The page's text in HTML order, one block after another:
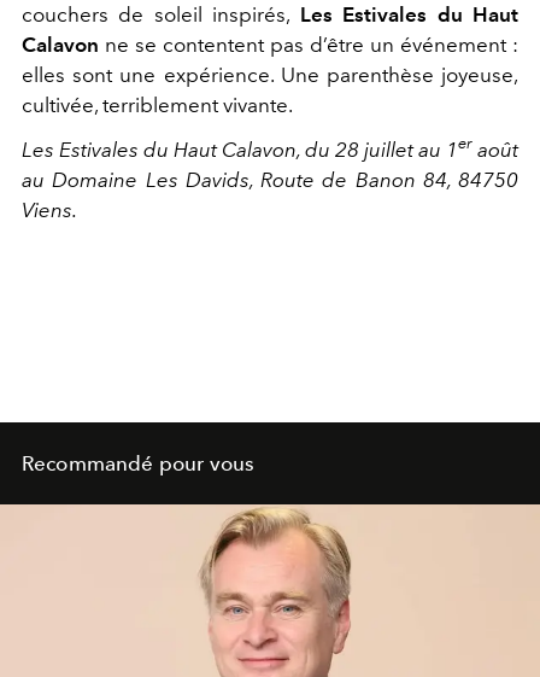
couchers de soleil inspirés, Les Estivales du Haut
Calavon ne se contentent pas d’être un événement :
elles sont une expérience. Une parenthèse joyeuse,
cultivée, terriblement vivante.
Les Estivales du Haut Calavon, du 28 juillet au 1er août
au Domaine Les Davids, Route de Banon 84, 84750
Viens.
Recommandé pour vous